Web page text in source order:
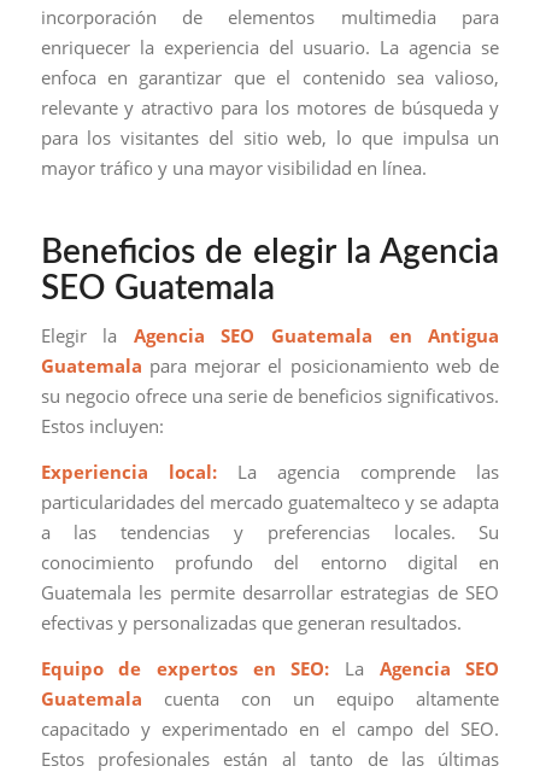
incorporación de elementos multimedia para
enriquecer la experiencia del usuario. La agencia se
enfoca en garantizar que el contenido sea valioso,
relevante y atractivo para los motores de búsqueda y
para los visitantes del sitio web, lo que impulsa un
mayor tráfico y una mayor visibilidad en línea.
Beneficios de elegir la Agencia
SEO Guatemala
Elegir la Agencia SEO Guatemala en Antigua
Guatemala para mejorar el posicionamiento web de
su negocio ofrece una serie de beneficios significativos.
Estos incluyen:
Experiencia local:La agencia comprende las
particularidades del mercado guatemalteco y se adapta
a las tendencias y preferencias locales. Su
conocimiento profundo del entorno digital en
Guatemala les permite desarrollar estrategias de SEO
efectivas y personalizadas que generan resultados.
Equipo de expertos en SEO: La Agencia SEO
Guatemala cuenta con un equipo altamente
capacitado y experimentado en el campo del SEO.
Estos profesionales están al tanto de las últimas